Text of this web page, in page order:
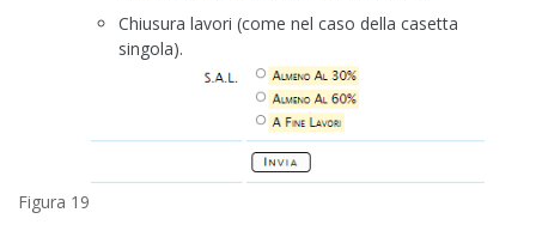
Chiusura lavori (come nel caso della casetta
singola).
Figura 19